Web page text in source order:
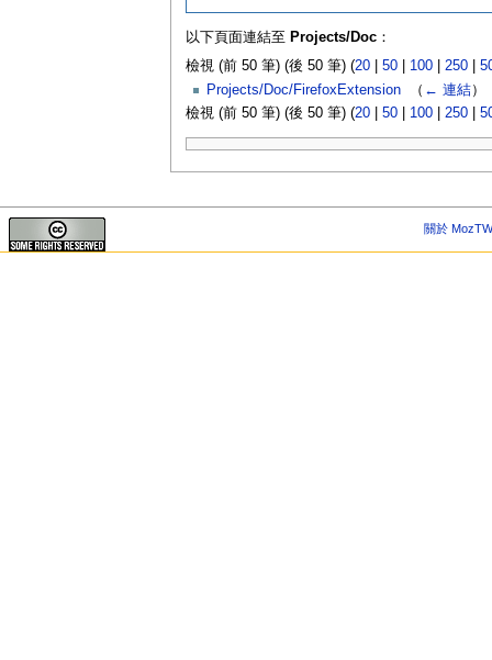
以下頁面連結至 Projects/Doc：
檢視 (前 50 筆) (後 50 筆) (20| 50| 100| 250|
Projects/Doc/FirefoxExtension‎ （ ← 連結）
檢視 (前 50 筆) (後 50 筆) (20| 50| 100| 250|
關於